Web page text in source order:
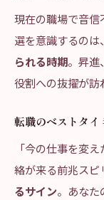
現在の職場で音
選を意識するのは、
られる時期。昇進
役割への抜擢が訪
転職のベストタイ
「今の仕事を変
絡が来る前兆スピ
るサイン。あなた